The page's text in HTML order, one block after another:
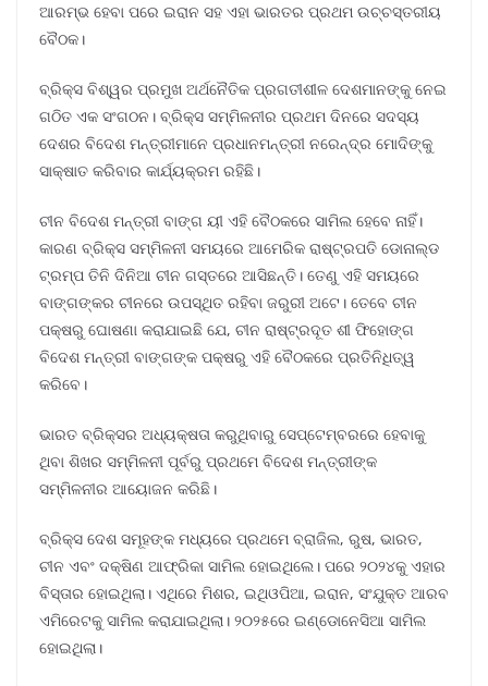
ଆରମ୍ଭ ହେବା ପରେ ଇରାନ ସହ ଏହା ଭାରତର ପ୍ରଥମ ଉଚ୍ଚସ୍ତରୀୟ
ବୈଠକ।
ବ୍ରିକ୍ସ ବିଶ୍ୱର ପ୍ରମୁଖ ଅର୍ଥନୈତିକ ପ୍ରଗତୀଶୀଳ ଦେଶମାନଙ୍କୁ ନେଇ
ଗଠିତ ଏକ ସଂଗଠନ। ବ୍ରିକ୍ସ ସମ୍ମିଳନୀର ପ୍ରଥମ ଦିନରେ ସଦସ୍ୟ
ଦେଶର ବିଦେଶ ମନ୍ତ୍ରୀମାନେ ପ୍ରଧାନମନ୍ତ୍ରୀ ନରେନ୍ଦ୍ର ମୋଦିଙ୍କୁ
ସାକ୍ଷାତ କରିବାର କାର୍ଯ୍ୟକ୍ରମ ରହିଛି।
ଚୀନ ବିଦେଶ ମନ୍ତ୍ରୀ ବାଙ୍ଗ ୟୀ ଏହି ବୈଠକରେ ସାମିଲ ହେବେ ନାହିଁ।
କାରଣ ବ୍ରିକ୍ସ ସମ୍ମିଳନୀ ସମୟରେ ଆମେରିକ ରାଷ୍ଟ୍ରପତି ଡୋନାଲ୍ଡ
ଟ୍ରମ୍ପ ତିନି ଦିନିଆ ଚୀନ ଗସ୍ତରେ ଆସିଛନ୍ତି। ତେଣୁ ଏହି ସମୟରେ
ବାଙ୍ଗଙ୍କର ଚୀନରେ ଉପସ୍ଥିତ ରହିବା ଜରୁରୀ ଅଟେ। ତେବେ ଚୀନ
ପକ୍ଷରୁ ଘୋଷଣା କରାଯାଇଛି ଯେ, ଚୀନ ରାଷ୍ଟ୍ରଦୂତ ଶୀ ଫିହୋଙ୍ଗ
ବିଦେଶ ମନ୍ତ୍ରୀ ବାଙ୍ଗଙ୍କ ପକ୍ଷରୁ ଏହି ବୈଠକରେ ପ୍ରତିନିଧିତ୍ୱ
କରିବେ।
ଭାରତ ବ୍ରିକ୍ସର ଅଧ୍ୟକ୍ଷତା କରୁଥିବାରୁ ସେପ୍ଟେମ୍ବରରେ ହେବାକୁ
ଥିବା ଶିଖର ସମ୍ମିଳନୀ ପୂର୍ବରୁ ପ୍ରଥମେ ବିଦେଶ ମନ୍ତ୍ରୀଙ୍କ
ସମ୍ମିଳନୀର ଆୟୋଜନ କରିଛି।
ବ୍ରିକ୍ସ ଦେଶ ସମୂହଙ୍କ ମଧ୍ୟରେ ପ୍ରଥମେ ବ୍ରାଜିଲ, ରୁଷ, ଭାରତ,
ଚୀନ ଏବଂ ଦକ୍ଷିଣ ଆଫ୍ରିକା ସାମିଲ ହୋଇଥିଲେ। ପରେ ୨୦୨୪କୁ ଏହାର
ବିସ୍ତାର ହୋଇଥିଲା। ଏଥିରେ ମିଶର, ଇଥିଓପିଆ, ଇରାନ, ସଂଯୁକ୍ତ ଆରବ
ଏମିରେଟକୁ ସାମିଲ କରାଯାଇଥିଲା। ୨୦୨୫ରେ ଇଣ୍ଡୋନେସିଆ ସାମିଲ
ହୋଇଥିଲା।